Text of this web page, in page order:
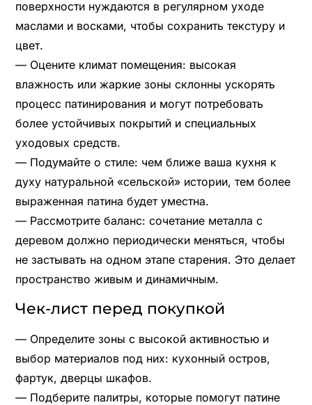
поверхности нуждаются в регулярном уходе
маслами и восками, чтобы сохранить текстуру и
цвет.
— Оцените климат помещения: высокая
влажность или жаркие зоны склонны ускорять
процесс патинирования и могут потребовать
более устойчивых покрытий и специальных
уходовых средств.
— Подумайте о стиле: чем ближе ваша кухня к
духу натуральной «сельской» истории, тем более
выраженная патина будет уместна.
— Рассмотрите баланс: сочетание металла с
деревом должно периодически меняться, чтобы
не застывать на одном этапе старения. Это делает
пространство живым и динамичным.
Чек-лист перед покупкой
— Определите зоны с высокой активностью и
выбор материалов под них: кухонный остров,
фартук, дверцы шкафов.
— Подберите палитры, которые помогут патине